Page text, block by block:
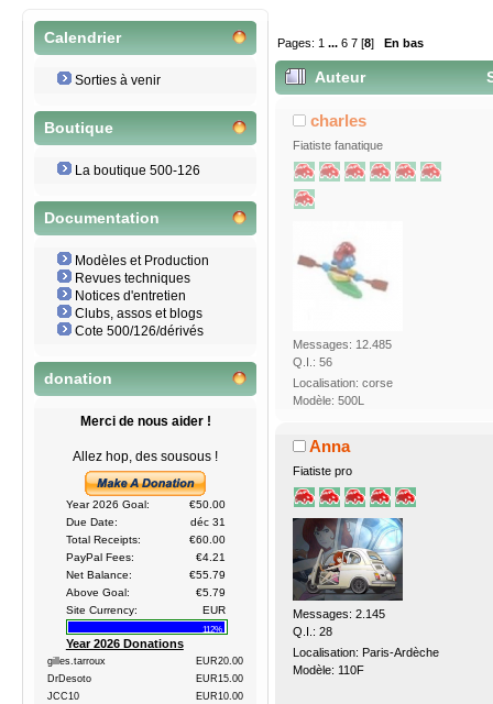
Calendrier
Sorties à venir
Boutique
La boutique 500-126
Documentation
Modèles et Production
Revues techniques
Notices d'entretien
Clubs, assos et blogs
Cote 500/126/dérivés
donation
Merci de nous aider !
Allez hop, des sousous !
Year 2026 Goal:
€50.00
Due Date:
déc 31
Total Receipts:
€60.00
PayPal Fees:
€4.21
Net Balance:
€55.79
Above Goal:
€5.79
Site Currency:
EUR
112%
Year 2026 Donations
gilles.tarroux
EUR20.00
DrDesoto
EUR15.00
JCC10
EUR10.00
Pages: 1 ...6 7 [8] En bas
Auteur
charles
Fiatiste fanatique
Messages: 12.485
Q.I.: 56
Localisation: corse
Modèle: 500L
Anna
Fiatiste pro
Messages: 2.145
Q.I.: 28
Localisation: Paris-Ardèche
Modèle: 110F